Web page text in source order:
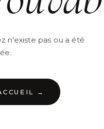
n'existe pas ou a été
→